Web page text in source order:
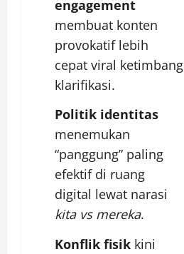
engagement
membuat konten
provokatif lebih
cepat viral ketimbang
klarifikasi.
Politik identitas
menemukan
“panggung” paling
efektif di ruang
digital lewat narasi
kita vs mereka.
Konflik fisik kini